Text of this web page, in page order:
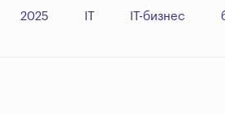
2025 IT-бизнес